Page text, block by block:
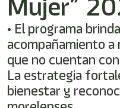
interact
the
content.
• El programa
acompañamiento
que no cuentan
La estrategia
bienestar y